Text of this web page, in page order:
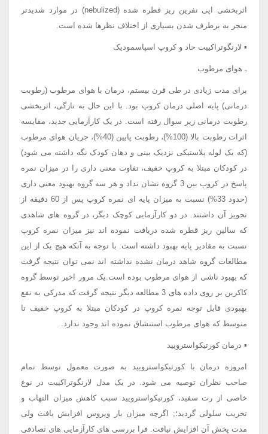
اثربخشی اپی نفرین ریز قطره شده (nebulized) در موارد شدیدتر
منجر به برطرف شدن بسیاری از اختلاف نظرها شده است.
▪ لارنگوتراکییت حاد و کروپ اسپاسمودیک
ـ هوای مرطوب
برای مدت زیادی در طی قرن بیستم، درمان با هوای مرطوب (رطوبت
درمانی) پایه اصلی درمان کروپ بود. با این حال به تازگی، اثربخشی
رطوبت درمانی زیر سوال رفته است. در یک کارآزمایی جدید، مقایسه
اثرات رطوبت بالا (100%)، رطوبت پایین (40%)، جریان هوای مرطوب
(که یک لوله پلاستیکی نزدیک بینی و دهان کودک نگه داشته می شود)
در کودکان مبتلا به کروپ خفیف، تفاوت معنی داری را در میزان نمره
پاسخ در کروپ بین 3 گروه نشان نداد و هر سه گروه بهبود معنی داری
(حدود 33%) نسبت به میزان پایه ای نمره کروپ پس از 60 دقیقه از
تجویز آن داشتند. در دو کارآزمایی کوچک دیگر، در گروه های شاهدی
که سالین ریز قطره شده دریافت نموده اند نیز میزان نمره کروپ
نسبت به مقادیر پایه بهبود داشته است. با توجه به آنکه هیچ یک از این
مطالعات گروه شاهد درمان نشده نداشته اند نمی توان نتیجه گرفت
که بهبود ناشی از هوای مرطوب بوده است.یک مرور اخیر توسط گروه
کاکرین بر روی داده های 3 مطالعه دیگر نتیجه گرفت که مدرکی به نفع
بهبودی قابل توجه نمره کروپ در کودکان مبتلا به کروپ خفیف تا
متوسط که هوای مرطوب استنشاق نموده اند وجود ندارد.
▪ درمان کورتیکواسترویید
امروزه درمان با کورتیکواسترویید به صورت معمول توسط تمام
صاحب نظران توصیه می شود. در یک مدل لارنگوتراکییت در نوع
خاصی از رت سفید، کورتیکواسترویید سبب کاهش میزان التهاب و
تخریب سلولی گردید؛; اگرچه میزان بار ویروس افزایش یافت ولی
مدت پخش آن افزایش نیافت. فرا بررسی های کارآزمایی های تصادفی